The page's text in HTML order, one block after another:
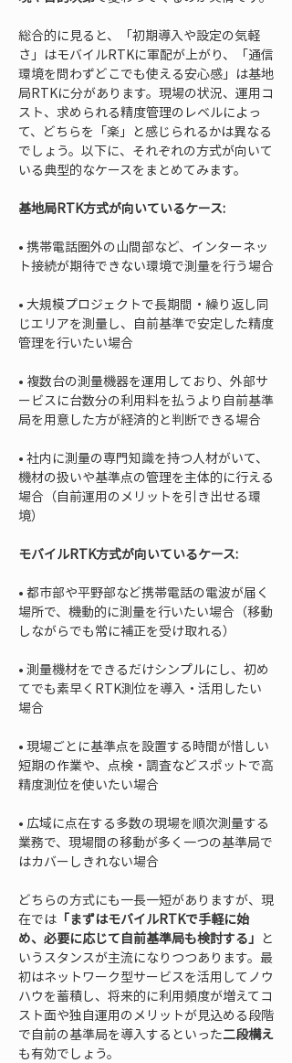
総合的に見ると、「初期導入や設定の気軽
さ」はモバイルRTKに軍配が上がり、「通信
環境を問わずどこでも使える安心感」は基地
局RTKに分があります。現場の状況、運用コ
スト、求められる精度管理のレベルによっ
て、どちらを「楽」と感じられるかは異なる
でしょう。以下に、それぞれの方式が向いて
いる典型的なケースをまとめてみます。
基地局RTK方式が向いているケース:
• 携帯電話圏外の山間部など、インターネッ
• 大規模プロジェクトで長期間・繰り返し同
じエリアを測量し、自前基準で安定した精度
• 複数台の測量機器を運用しており、外部サ
ービスに台数分の利用料を払うより自前基準
• 社内に測量の専門知識を持つ人材がいて、
機材の扱いや基準点の管理を主体的に行える
場合（自前運用のメリットを引き出せる環
境）
モバイルRTK方式が向いているケース:
• 都市部や平野部など携帯電話の電波が届く
場所で、機動的に測量を行いたい場合（移動
• 測量機材をできるだけシンプルにし、初め
てでも素早くRTK測位を導入・活用したい
• 現場ごとに基準点を設置する時間が惜しい
短期の作業や、点検・調査などスポットで高
• 広域に点在する多数の現場を順次測量する
業務で、現場間の移動が多く一つの基準局で
はカバーしきれない場合
どちらの方式にも一長一短がありますが、現
在では 「まずはモバイルRTKで手軽に始
め、必要に応じて自前基準局も検討する」 と
いうスタンスが主流になりつつあります。最
初はネットワーク型サービスを活用してノウ
ハウを蓄積し、将来的に利用頻度が増えてコ
スト面や独自運用のメリットが見込める段階
で自前の基準局を導入するといった二段構え
も有効でしょう。